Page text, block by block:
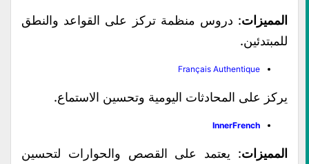
المميزات: دروس منظمة تركز على القواعد والنطق
للمبتدئين.
Français Authentique
يركز على المحادثات اليومية وتحسين الاستماع.
InnerFrench
المميزات: يعتمد على القصص والحوارات لتحسين